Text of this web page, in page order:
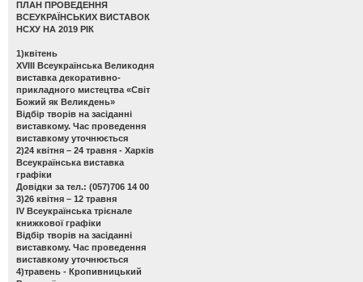
ПЛАН ПРОВЕДЕННЯ
ВСЕУКРАЇНСЬКИХ ВИСТАВОК
НСХУ НА 2019 РІК
1)квітень
ХVІІІ Всеукраїнська Великодня
виставка декоративно-
прикладного мистецтва «Світ
Божий як Великдень»
Відбір творів на засіданні
виставкому. Час проведення
виставкому уточнюється
2)24 квітня – 24 травня - Харків
Всеукраїнська виставка
графіки
Довідки за тел.: (057)706 14 00
3)26 квітня – 12 травня
ІV Всеукраїнська трієнале
книжкової графіки
Відбір творів на засіданні
виставкому. Час проведення
виставкому уточнюється
4)травень - Кропивницький